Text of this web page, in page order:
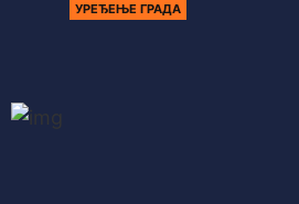
УРЕЂЕЊЕ ГРАДА